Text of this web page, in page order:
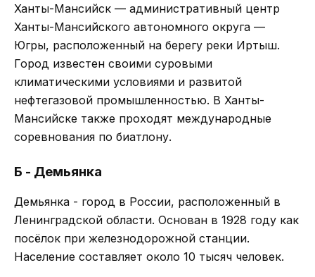
Ханты-Мансийск — административный центр
Ханты-Мансийского автономного округа —
Югры, расположенный на берегу реки Иртыш.
Город известен своими суровыми
климатическими условиями и развитой
нефтегазовой промышленностью. В Ханты-
Мансийске также проходят международные
соревнования по биатлону.
Б - Демьянка
Демьянка - город в России, расположенный в
Ленинградской области. Основан в 1928 году как
посёлок при железнодорожной станции.
Население составляет около 10 тысяч человек.